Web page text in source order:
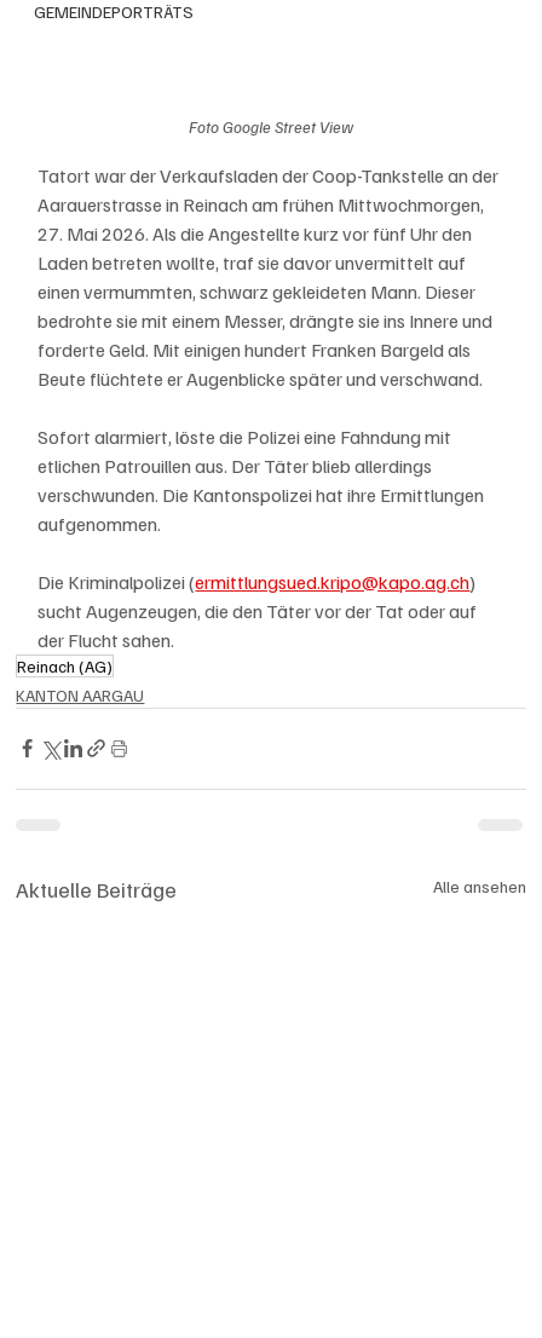
GEMEINDEPORTRÄTS
Foto Google Street View
Tatort war der Verkaufsladen der Coop-Tankstelle an der
Aarauerstrasse in Reinach am frühen Mittwochmorgen,
27. Mai 2026. Als die Angestellte kurz vor fünf Uhr den
Laden betreten wollte, traf sie davor unvermittelt auf
einen vermummten, schwarz gekleideten Mann. Dieser
bedrohte sie mit einem Messer, drängte sie ins Innere und
forderte Geld. Mit einigen hundert Franken Bargeld als
Beute flüchtete er Augenblicke später und verschwand.
Sofort alarmiert, löste die Polizei eine Fahndung mit
etlichen Patrouillen aus. Der Täter blieb allerdings
verschwunden. Die Kantonspolizei hat ihre Ermittlungen
aufgenommen.
Die Kriminalpolizei (ermittlungsued.kripo@kapo.ag.ch)
sucht Augenzeugen, die den Täter vor der Tat oder auf
der Flucht sahen.
Reinach (AG)
KANTON AARGAU
Aktuelle Beiträge Alle ansehen